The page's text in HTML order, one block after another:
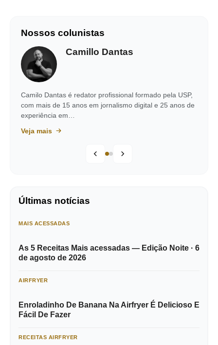
Nossos colunistas
Camillo Dantas
Camilo Dantas é redator profissional formado pela USP,
com mais de 15 anos em jornalismo digital e 25 anos de
experiência em…
Veja mais
Últimas notícias
MAIS ACESSADAS
As 5 Receitas Mais acessadas — Edição Noite · 6
de agosto de 2026
AIRFRYER
Enroladinho De Banana Na Airfryer É Delicioso E
Fácil De Fazer
RECEITAS AIRFRYER